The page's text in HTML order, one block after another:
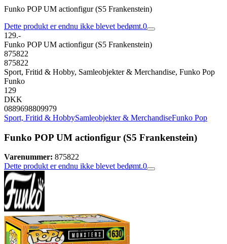
Funko POP UM actionfigur (S5 Frankenstein)
Dette produkt er endnu ikke blevet bedømt.0
129.-
Funko POP UM actionfigur (S5 Frankenstein)
875822
875822
Sport, Fritid & Hobby, Samleobjekter & Merchandise, Funko Pop
Funko
129
DKK
0889698809979
Sport, Fritid & HobbySamleobjekter & MerchandiseFunko Pop
Funko POP UM actionfigur (S5 Frankenstein)
Varenummer: 875822
Dette produkt er endnu ikke blevet bedømt.0